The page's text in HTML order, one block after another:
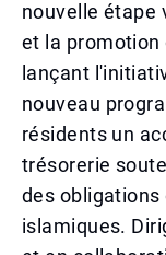
nouvelle étape
et la promotion
lançant
nouveau
résidents un
trésorerie
des obligations
islamiques.